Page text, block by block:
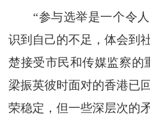
“参与选举是一个令人
识到自己的不足，体会到
楚接受市民和传媒监察的
梁振英彼时面对的香港已
荣稳定，但一些深层次的